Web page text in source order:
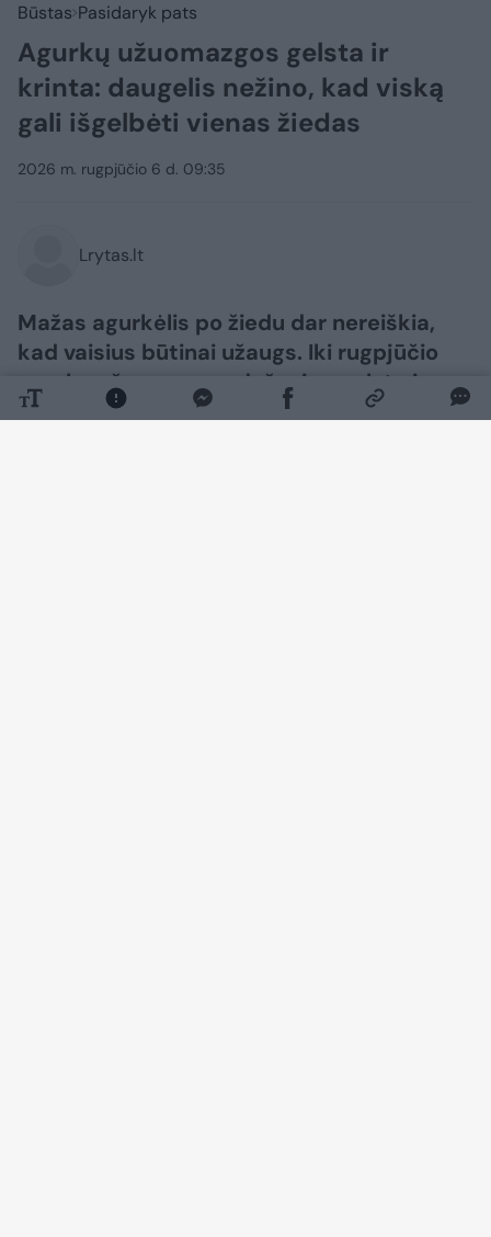
Būstas Pasidaryk pats
Agurkų užuomazgos gelsta ir
krinta: daugelis nežino, kad viską
gali išgelbėti vienas žiedas
2026 m. rugpjūčio 6 d. 09:35
Lrytas.lt
Mažas agurkėlis po žiedu dar nereiškia,
kad vaisius būtinai užaugs. Iki rugpjūčio
agurkų užuomazgos dažnai pagelsta ir
nukrenta dėl prasto apdulkinimo, karščio,